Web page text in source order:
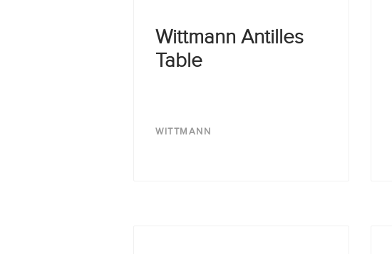
Wittmann Antilles
Table
WITTMANN